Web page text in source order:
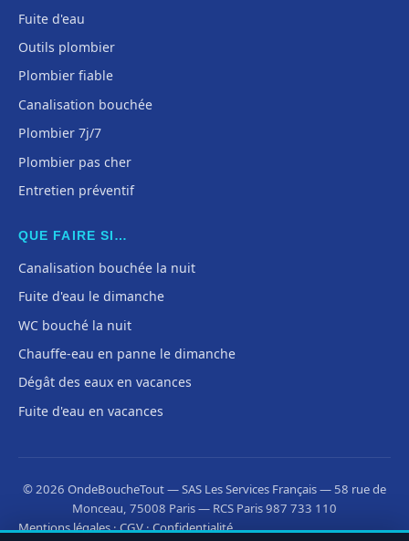
Fuite d'eau
Outils plombier
Plombier fiable
Canalisation bouchée
Plombier 7j/7
Plombier pas cher
Entretien préventif
QUE FAIRE SI…
Canalisation bouchée la nuit
Fuite d'eau le dimanche
WC bouché la nuit
Chauffe-eau en panne le dimanche
Dégât des eaux en vacances
Fuite d'eau en vacances
© 2026 OndeBoucheTout — SAS Les Services Français — 58 rue de
Monceau, 75008 Paris — RCS Paris 987 733 110
Mentions légales·CGV·Confidentialité